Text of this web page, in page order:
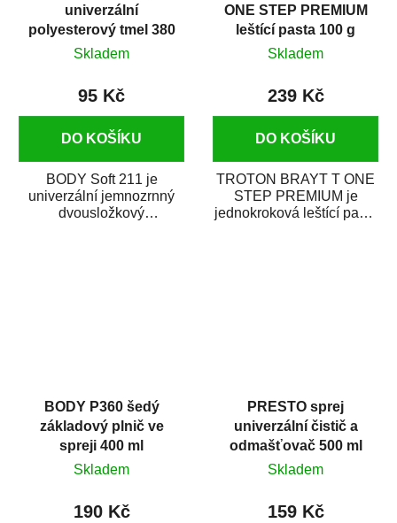
univerzální
polyesterový tmel 380
g
Skladem
95 Kč
DO KOŠÍKU
BODY Soft 211 je
univerzální jemnozrnný
dvousložkový
ONE STEP PREMIUM
leštící pasta 100 g
Skladem
239 Kč
DO KOŠÍKU
TROTON BRAYT T ONE
STEP PREMIUM je
jednokroková leštící pasta
BODY P360 šedý
základový plnič ve
spreji 400 ml
Skladem
190 Kč
PRESTO sprej
univerzální čistič a
odmašťovač 500 ml
Skladem
159 Kč